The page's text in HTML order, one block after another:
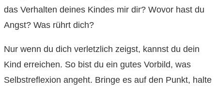
das Verhalten deines Kindes mir dir? Wovor hast du
Angst? Was rührt dich?
Nur wenn du dich verletzlich zeigst, kannst du dein
Kind erreichen. So bist du ein gutes Vorbild, was
Selbstreflexion angeht. Bringe es auf den Punkt, halte